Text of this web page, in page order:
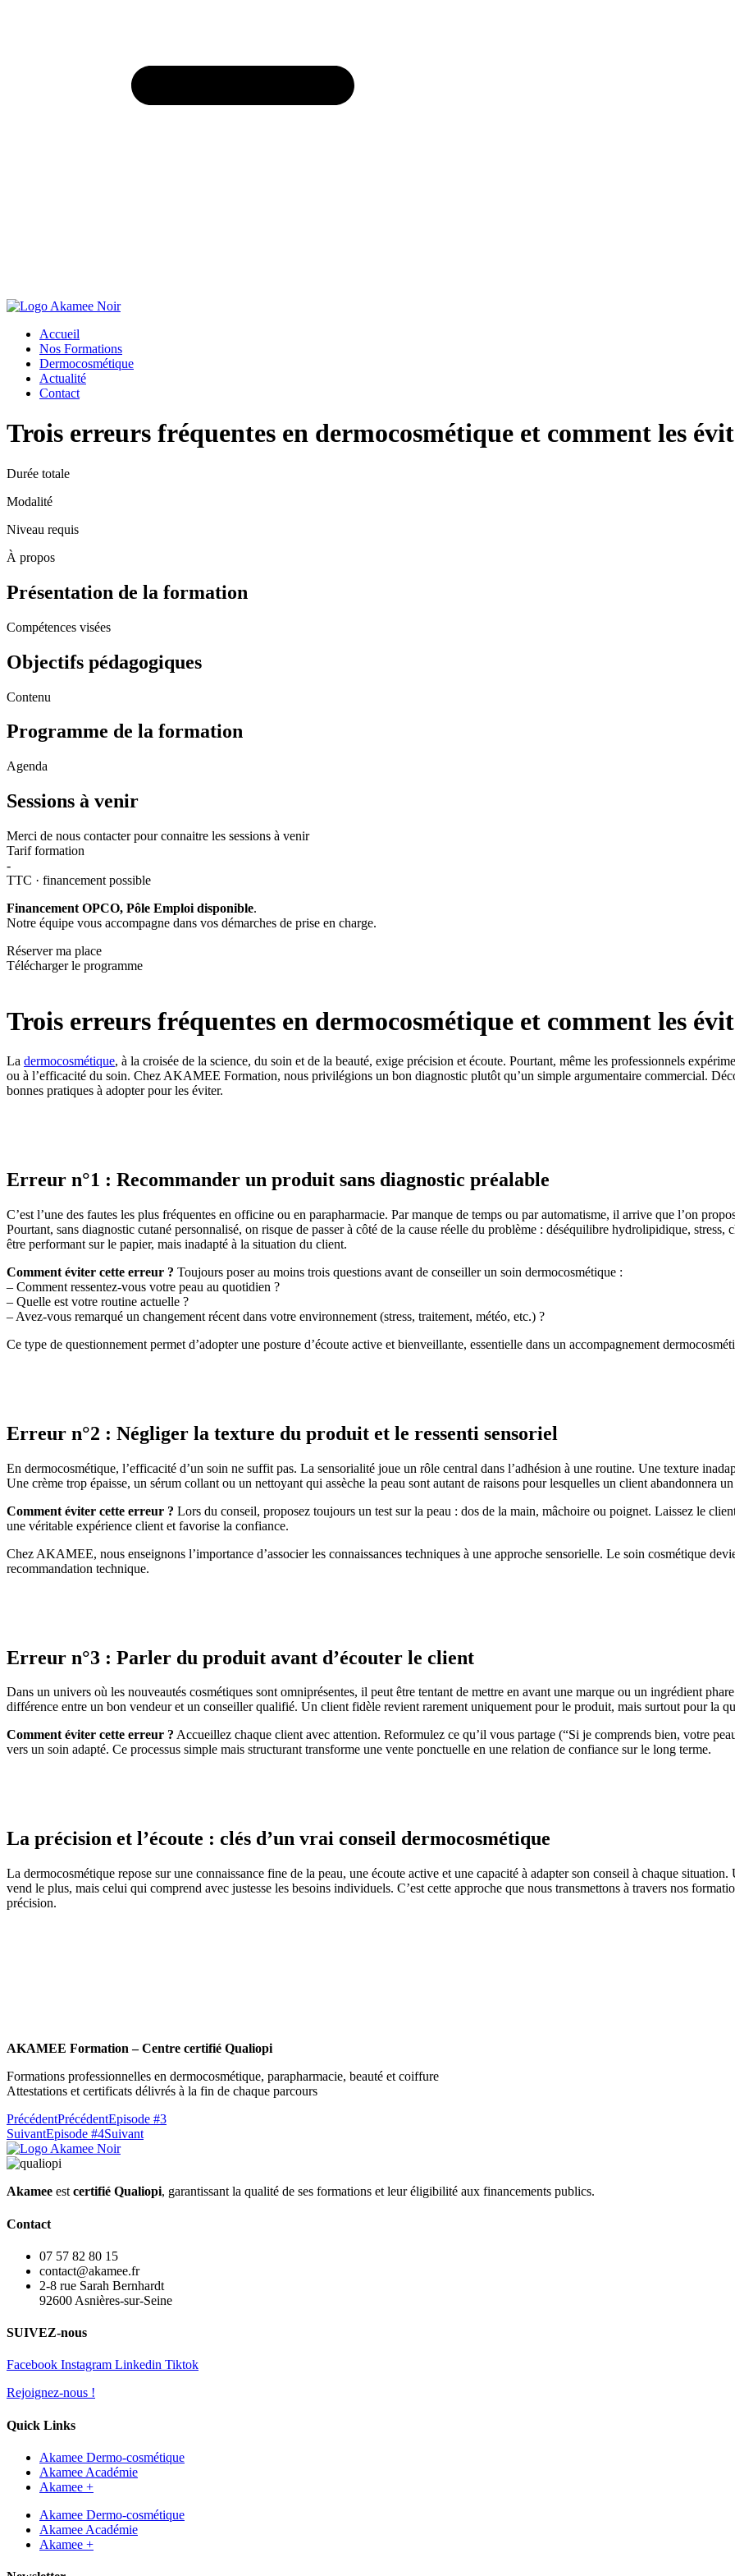
Accueil
Nos Formations
Dermocosmétique
Actualité
Contact
Trois erreurs fréquentes en dermocosmétique et comment les
Durée totale
Modalité
Niveau requis
À propos
Présentation de la formation
Compétences visées
Objectifs pédagogiques
Contenu
Programme de la formation
Agenda
Sessions à venir
Merci de nous contacter pour connaitre les sessions à venir
Tarif formation
-
TTC · financement possible
Financement OPCO, Pôle Emploi disponible.
Notre équipe vous accompagne dans vos démarches de prise en charge.
Réserver ma place
Télécharger le programme
Trois erreurs fréquentes en dermocosmétique et comment les
La dermocosmétique, à la croisée de la science, du soin et de la beauté, exige précision et écoute. Pourtant, même les professionnels
ou à l’efficacité du soin. Chez AKAMEE Formation, nous privilégions un bon diagnostic plutôt qu’un simple argumentaire commercial.
bonnes pratiques à adopter pour les éviter.
Erreur n°1 : Recommander un produit sans diagnostic préalable
C’est l’une des fautes les plus fréquentes en officine ou en parapharmacie. Par manque de temps ou par automatisme, il arrive que l’on
Pourtant, sans diagnostic cutané personnalisé, on risque de passer à côté de la cause réelle du problème : déséquilibre hydrolipidique,
être performant sur le papier, mais inadapté à la situation du client.
Comment éviter cette erreur ? Toujours poser au moins trois questions avant de conseiller un soin dermocosmétique :
– Comment ressentez-vous votre peau au quotidien ?
– Quelle est votre routine actuelle ?
– Avez-vous remarqué un changement récent dans votre environnement (stress, traitement, météo, etc.) ?
Ce type de questionnement permet d’adopter une posture d’écoute active et bienveillante, essentielle dans un accompagnement
Erreur n°2 : Négliger la texture du produit et le ressenti sensoriel
En dermocosmétique, l’efficacité d’un soin ne suffit pas. La sensorialité joue un rôle central dans l’adhésion à une routine. Une texture
Une crème trop épaisse, un sérum collant ou un nettoyant qui assèche la peau sont autant de raisons pour lesquelles un client abandonnera
Comment éviter cette erreur ? Lors du conseil, proposez toujours un test sur la peau : dos de la main, mâchoire ou poignet. Laissez le
une véritable expérience client et favorise la confiance.
Chez AKAMEE, nous enseignons l’importance d’associer les connaissances techniques à une approche sensorielle. Le soin cosmétique
recommandation technique.
Erreur n°3 : Parler du produit avant d’écouter le client
Dans un univers où les nouveautés cosmétiques sont omniprésentes, il peut être tentant de mettre en avant une marque ou un ingrédient
différence entre un bon vendeur et un conseiller qualifié. Un client fidèle revient rarement uniquement pour le produit, mais surtout pour la
Comment éviter cette erreur ? Accueillez chaque client avec attention. Reformulez ce qu’il vous partage (“Si je comprends bien, votre
vers un soin adapté. Ce processus simple mais structurant transforme une vente ponctuelle en une relation de confiance sur le long terme.
La précision et l’écoute : clés d’un vrai conseil dermocosmétique
La dermocosmétique repose sur une connaissance fine de la peau, une écoute active et une capacité à adapter son conseil à chaque
vend le plus, mais celui qui comprend avec justesse les besoins individuels. C’est cette approche que nous transmettons à travers nos
précision.
AKAMEE Formation – Centre certifié Qualiopi
Formations professionnelles en dermocosmétique, parapharmacie, beauté et coiffure
Attestations et certificats délivrés à la fin de chaque parcours
PrécédentPrécédentEpisode #3
SuivantEpisode #4Suivant
Akamee est certifié Qualiopi, garantissant la qualité de ses formations et leur éligibilité aux financements publics.
Contact
07 57 82 80 15
contact@akamee.fr
2-8 rue Sarah Bernhardt
92600 Asnières-sur-Seine
SUIVEZ-nous
Facebook Instagram Linkedin Tiktok
Rejoignez-nous !
Quick Links
Akamee Dermo-cosmétique
Akamee Académie
Akamee +
Akamee Dermo-cosmétique
Akamee Académie
Akamee +